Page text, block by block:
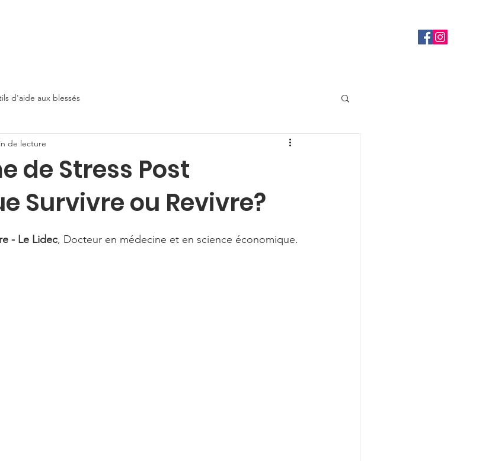
d'aide aux blessés
de Stress Post
Survivre ou Revivre?
de lecture
- Le Lidec, Docteur en médecine et en science économique.